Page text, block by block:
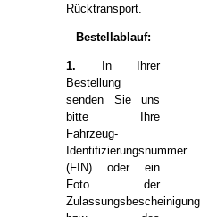
Rücktransport.
Bestellablauf:
1. In Ihrer
Bestellung
senden Sie uns
bitte Ihre
Fahrzeug-
Identifizierungsnummer
(FIN) oder ein
Foto der
Zulassungsbescheinigung